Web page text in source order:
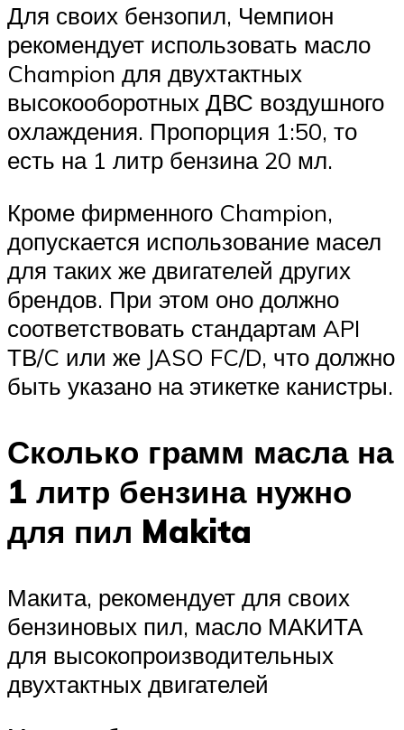
Для своих бензопил, Чемпион
рекомендует использовать масло
Champion для двухтактных
высокооборотных ДВС воздушного
охлаждения. Пропорция 1:50, то
есть на 1 литр бензина 20 мл.
Кроме фирменного Champion,
допускается использование масел
для таких же двигателей других
брендов. При этом оно должно
соответствовать стандартам API
ТВ/C или же JASO FC/D, что должно
быть указано на этикетке канистры.
Сколько грамм масла на
1 литр бензина нужно
для пил Makita
Макита, рекомендует для своих
бензиновых пил, масло МАКИТА
для высокопроизводительных
двухтактных двигателей